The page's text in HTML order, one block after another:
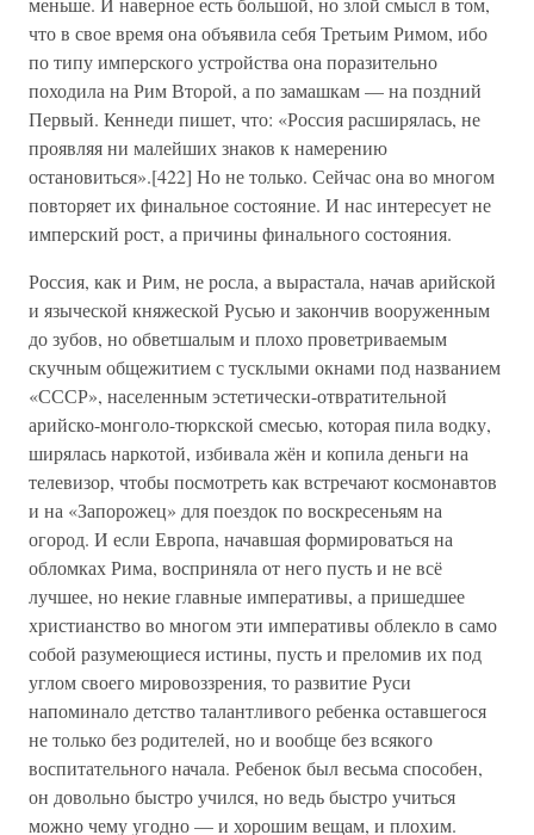
что в свое время она объявила себя Третьим Римом, ибо
по типу имперского устройства она поразительно
походила на Рим Второй, а по замашкам — на поздний
Первый. Кеннеди пишет, что: «Россия расширялась, не
проявляя ни малейших знаков к намерению
остановиться».[422] Но не только. Сейчас она во многом
повторяет их финальное состояние. И нас интересует не
имперский рост, а причины финального состояния.
Россия, как и Рим, не росла, а вырастала, начав арийской
и языческой княжеской Русью и закончив вооруженным
до зубов, но обветшалым и плохо проветриваемым
скучным общежитием с тусклыми окнами под названием
«СССР», населенным эстетически-отвратительной
арийско-монголо-тюркской смесью, которая пила водку,
ширялась наркотой, избивала жён и копила деньги на
телевизор, чтобы посмотреть как встречают космонавтов
и на «Запорожец» для поездок по воскресеньям на
огород. И если Европа, начавшая формироваться на
обломках Рима, восприняла от него пусть и не всё
лучшее, но некие главные императивы, а пришедшее
христианство во многом эти императивы облекло в само
собой разумеющиеся истины, пусть и преломив их под
углом своего мировоззрения, то развитие Руси
напоминало детство талантливого ребенка оставшегося
не только без родителей, но и вообще без всякого
воспитательного начала. Ребенок был весьма способен,
он довольно быстро учился, но ведь быстро учиться
можно чему угодно — и хорошим вещам, и плохим.